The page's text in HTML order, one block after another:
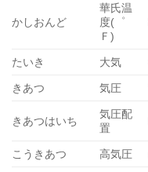
かしおんど
華氏温
度(゜
Ｆ)
たいき 大気
きあつ 気圧
きあつはいち
気圧配
置
こうきあつ 高気圧